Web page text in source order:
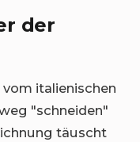
der
italienischen
"schneiden"
täuscht